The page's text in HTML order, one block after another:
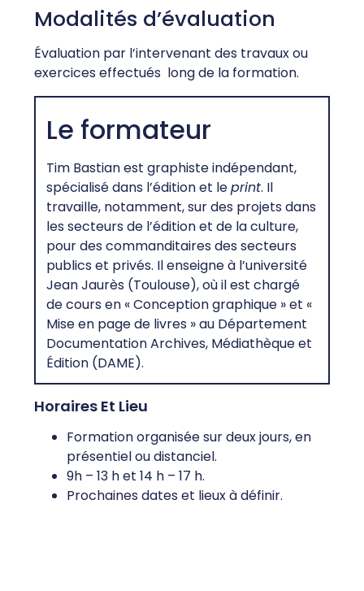
Modalités d’évaluation
Évaluation par l’intervenant des travaux ou
exercices effectués long de la formation.
Le formateur
Tim Bastian est graphiste indépendant,
spécialisé dans l’édition et leprint. Il
travaille, notamment, sur des projets dans
les secteurs de l’édition et de la culture,
pour des commanditaires des secteurs
publics et privés. Il enseigne à l’université
Jean Jaurès (Toulouse), où il est chargé
de cours en « Conception graphique » et «
Mise en page de livres » au Département
Documentation Archives, Médiathèque et
Édition (DAME).
Horaires Et Lieu
Formation organisée sur deux jours, en
présentiel ou distanciel.
9h – 13 h et 14 h – 17 h.
Prochaines dates et lieux à définir.